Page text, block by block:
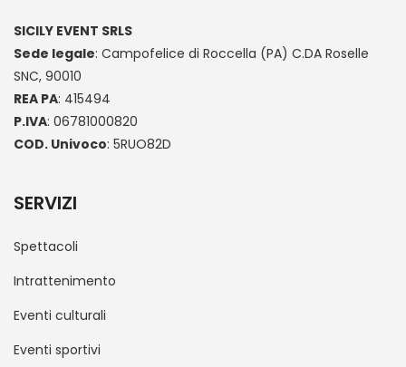
SICILY EVENT SRLS
Sede legale: Campofelice di Roccella (PA) C.DA Roselle
SNC, 90010
REA PA: 415494
P.IVA: 06781000820
COD. Univoco: 5RUO82D
SERVIZI
Spettacoli
Intrattenimento
Eventi culturali
Eventi sportivi